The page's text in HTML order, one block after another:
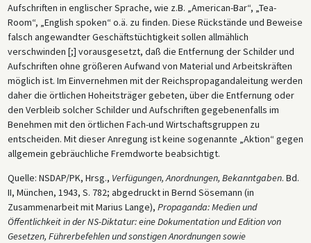
Aufschriften in englischer Sprache, wie z.B. „American-Bar“, „Tea-
Room“, „English spoken“ o.ä. zu finden. Diese Rückstände und Beweise
falsch angewandter Geschäftstüchtigkeit sollen allmählich
verschwinden [;] vorausgesetzt, daß die Entfernung der Schilder und
Aufschriften ohne größeren Aufwand von Material und Arbeitskräften
möglich ist. Im Einvernehmen mit der Reichspropagandaleitung werden
daher die örtlichen Hoheitsträger gebeten, über die Entfernung oder
den Verbleib solcher Schilder und Aufschriften gegebenenfalls im
Benehmen mit den örtlichen Fach-und Wirtschaftsgruppen zu
entscheiden. Mit dieser Anregung ist keine sogenannte „Aktion“ gegen
allgemein gebräuchliche Fremdworte beabsichtigt.
Quelle: NSDAP/PK, Hrsg., Verfügungen, Anordnungen, Bekanntgaben. Bd.
II, München, 1943, S. 782; abgedruckt in Bernd Sösemann (in
Zusammenarbeit mit Marius Lange), Propaganda: Medien und
Öffentlichkeit in der NS-Diktatur: eine Dokumentation und Edition von
Gesetzen, Führerbefehlen und sonstigen Anordnungen sowie